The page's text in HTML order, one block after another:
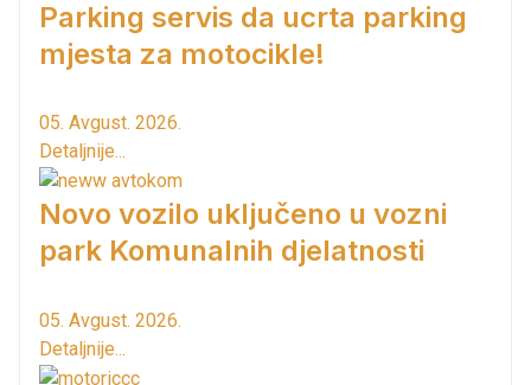
Parking servis da ucrta parking
mjesta za motocikle!
05. Avgust. 2026.
Detaljnije...
Novo vozilo uključeno u vozni
park Komunalnih djelatnosti
05. Avgust. 2026.
Detaljnije...